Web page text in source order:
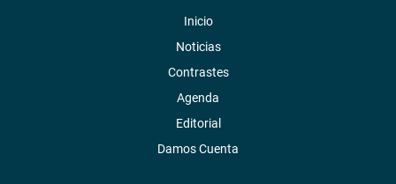
Inicio
Noticias
Contrastes
Agenda
Editorial
Damos Cuenta